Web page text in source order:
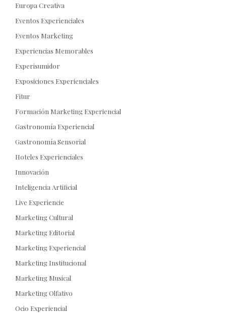
Europa Creativa
Eventos Experienciales
Eventos Marketing
Experiencias Memorables
Experisumidor
Exposiciones Experienciales
Fitur
Formación Marketing Experiencial
Gastronomía Experiencial
Gastronomía Sensorial
Hoteles Experienciales
Innovación
Inteligencia Artificial
Live Experiencie
Marketing Cultural
Marketing Editorial
Marketing Experiencial
Marketing Institucional
Marketing Musical
Marketing Olfativo
Ocio Experiencial